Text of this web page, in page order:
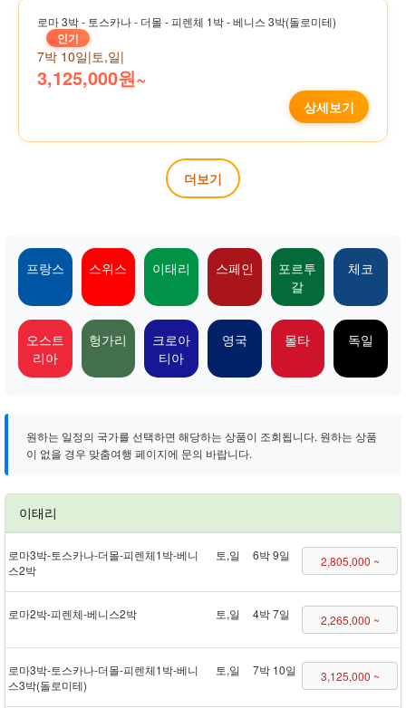
로마 3박 - 토스카나 - 더몰 - 피렌체 1박 - 베니스 3박(돌로미테)
인기
7박 10일|토,일|
3,125,000원~
상세보기
더보기
프랑스 스위스 이태리 스페인
포르투
갈
체코
오스트
리아
헝가리
크로아
티아
영국 몰타 독일
원하는 일정의 국가를 선택하면 해당하는 상품이 조회됩니다. 원하는 상품
이 없을 경우 맞춤여행 페이지에 문의 바랍니다.
이태리
로마 3박 - 토스카나 - 더몰 - 피렌체 1박 - 베니
스 2박
토,일 6박 9일 2,805,000 ~
로마 2박 - 피렌체 - 베니스 2박 토,일 4박 7일 2,265,000 ~
로마 3박 - 토스카나 - 더몰 - 피렌체 1박 - 베니
스 3박(돌로미테)
토,일 7박 10일 3,125,000 ~